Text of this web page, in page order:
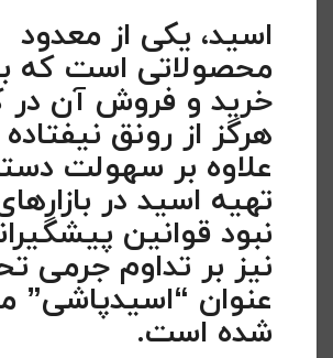
اسید، یکی از معدود
محصولاتی است که
خرید و فروش آن
هرگز از رونق
علاوه بر سهولت
تهیه اسید در
نبود قوانین
نیز بر تداوم جرمی
عنوان “اسیدپاشی”
شده است.